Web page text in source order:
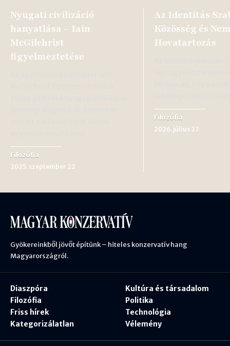
Nyugati civilizáció
hanyatlása – Iain
McGilchrist
figyelmeztetése
Filozófia
2025. szeptember 22
Az Identitás
Közösség és
Hovatartozás
Filozófia
2026. július 27
Gyökereinkből jövőt építünk – hiteles konzervatív hang
Magyarországról.
Diaszpóra
Filozófia
Friss hírek
Kategorizálatlan
Kultúra és társadalom
Politika
Technológia
Vélemény